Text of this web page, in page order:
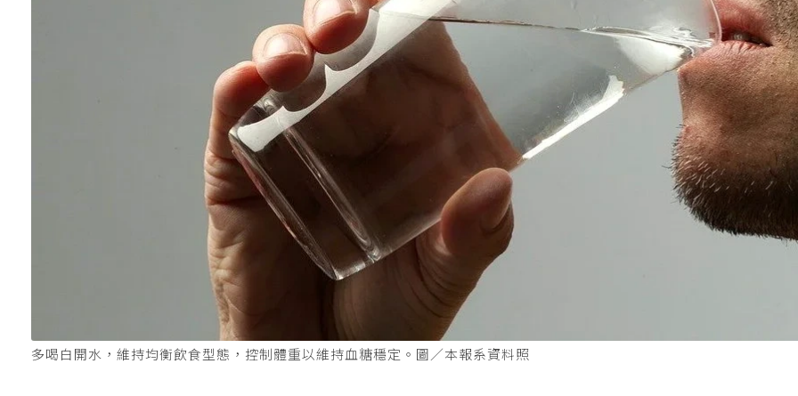
多喝白開水，維持均衡飲食型態，控制體重以維持血糖穩定。圖／本報系資料照